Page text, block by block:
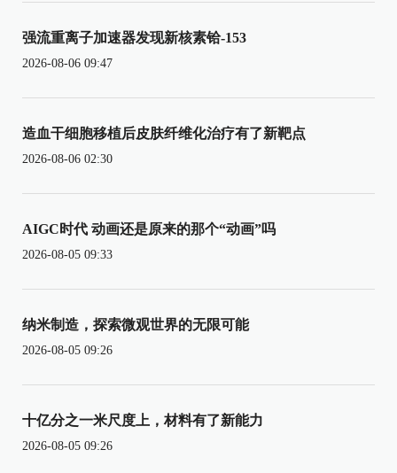
强流重离子加速器发现新核素铪-153
2026-08-06 09:47
造血干细胞移植后皮肤纤维化治疗有了新靶点
2026-08-06 02:30
AIGC时代 动画还是原来的那个“动画”吗
2026-08-05 09:33
纳米制造，探索微观世界的无限可能
2026-08-05 09:26
十亿分之一米尺度上，材料有了新能力
2026-08-05 09:26